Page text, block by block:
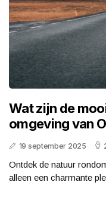
Wat zijn de
omgeving van
19 september 2025
Ontdek de natuur
alleen een charmante